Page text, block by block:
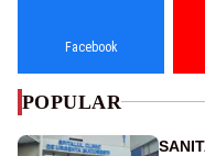
Facebook
POPULAR